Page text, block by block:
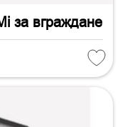
за вграждане